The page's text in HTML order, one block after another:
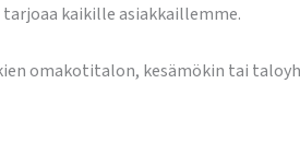
kaikille asiakkaillemme.
omakotitalon, kesämökin tai